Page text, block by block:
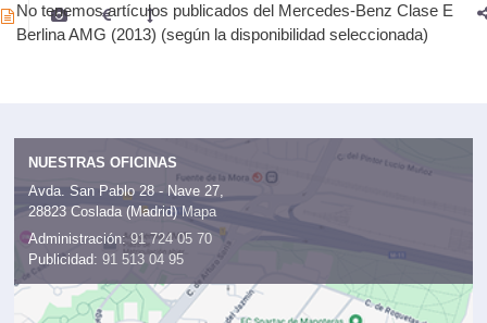
No tenemos artículos publicados del Mercedes-Benz Clase E
Berlina AMG (2013) (según la disponibilidad seleccionada)
NUESTRAS OFICINAS
Avda. San Pablo 28 - Nave 27,
28823 Coslada (Madrid) Mapa
Administración: 91 724 05 70
Publicidad: 91 513 04 95